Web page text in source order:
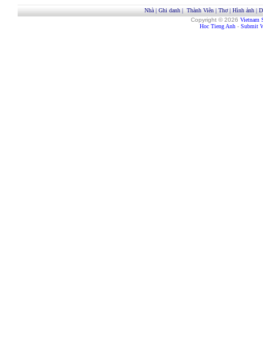
Nhà| Ghi danh| Thành Viên| Thơ| Hình ảnh|
Copyright © 2026 Vietnam
Hoc Tieng Anh - Submit